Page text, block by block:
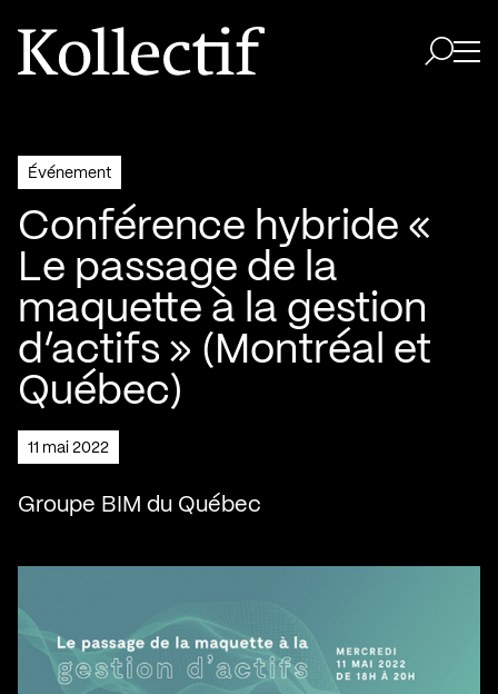
Aller à la page d'accueil
Logo Kollectif
Événement
Conférence hybride «
Le passage de la
maquette à la gestion
d’actifs » (Montréal et
Québec)
11 mai 2022
Groupe BIM du Québec